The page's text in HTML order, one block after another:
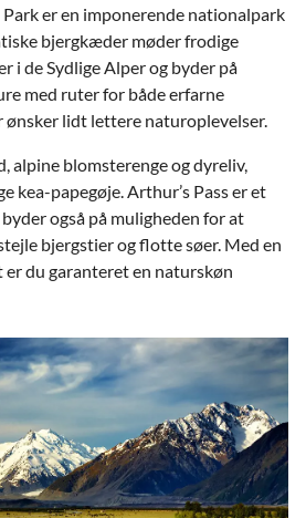
er en imponerende nationalpark
bjergkæder møder frodige
i de Sydlige Alper og byder på
med ruter for både erfarne
ønsker lidt lettere naturoplevelser.
alpine blomsterenge og dyreliv,
kea-papegøje. Arthur’s Pass er et
også på muligheden for at
bjergstier og flotte søer. Med en
er du garanteret en naturskøn